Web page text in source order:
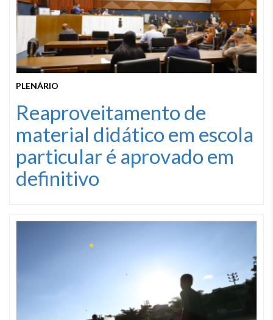
PLENÁRIO
Reaproveitamento de
material didático em escola
particular é aprovado em
definitivo